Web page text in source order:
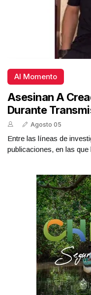
Al Momento
Asesinan A
Durante
Agosto 05
Entre las líneas de
publicaciones, en las